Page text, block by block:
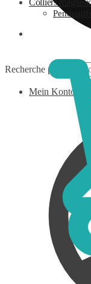
Recherche pour :
Mein Konto
Colliers